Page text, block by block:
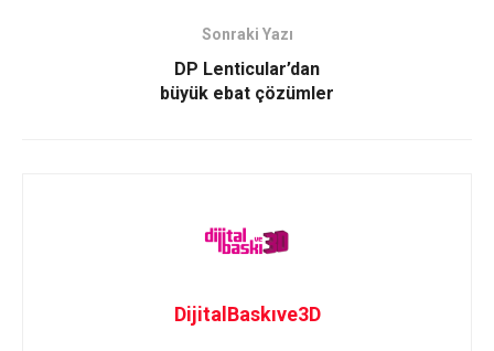
Sonraki Yazı
DP Lenticular’dan
büyük ebat çözümler
DijitalBaskıve3D